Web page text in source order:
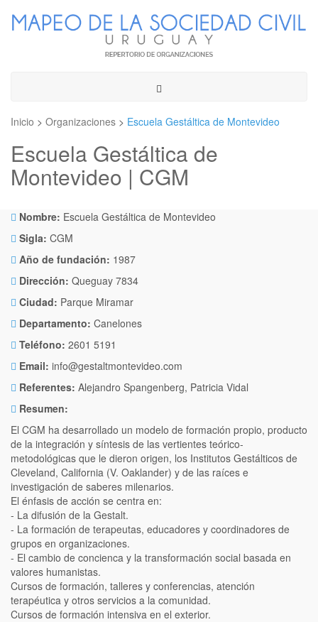
Toggle
Inicio > Organizaciones > Escuela Gestáltica de Montevideo
Escuela Gestáltica de
Montevideo | CGM
Nombre: Escuela Gestáltica de Montevideo
Sigla: CGM
Año de fundación: 1987
Dirección: Queguay 7834
Ciudad: Parque Miramar
Departamento: Canelones
Teléfono: 2601 5191
Email: info@gestaltmontevideo.com
Referentes: Alejandro Spangenberg, Patricia Vidal
Resumen:
El CGM ha desarrollado un modelo de formación propio, producto
de la integración y síntesis de las vertientes teórico-
metodológicas que le dieron origen, los Institutos Gestálticos de
Cleveland, California (V. Oaklander) y de las raíces e
investigación de saberes milenarios.
El énfasis de acción se centra en:
- La difusión de la Gestalt.
- La formación de terapeutas, educadores y coordinadores de
grupos en organizaciones.
- El cambio de concienca y la transformación social basada en
valores humanistas.
Cursos de formación, talleres y conferencias, atención
terapéutica y otros servicios a la comunidad.
Cursos de formación intensiva en el exterior.